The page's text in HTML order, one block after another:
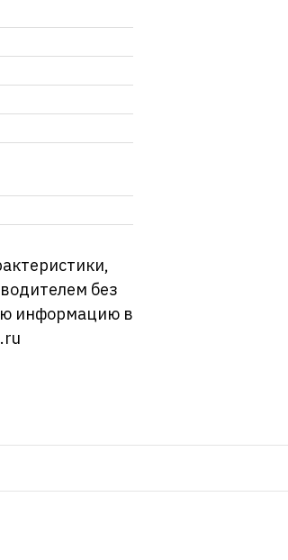
без
информацию в